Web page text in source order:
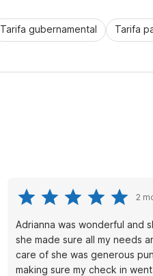
Tarifa gubernamental Tarifa
2
Adrianna was wonderful and
she made sure all my needs and wants was taking
care of she was generous
making sure my check in went